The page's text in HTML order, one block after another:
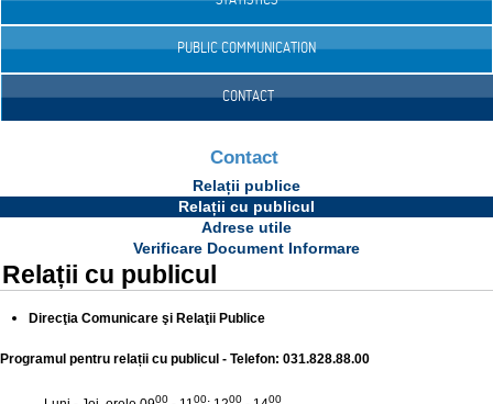
PUBLIC COMMUNICATION
CONTACT
Contact
Relații publice
Relații cu publicul
Adrese utile
Verificare Document Informare
Relații cu publicul
Direcţia Comunicare şi Relaţii Publice
Programul pentru relații cu publicul - Telefon: 031.828.88.00
00 00 00 00